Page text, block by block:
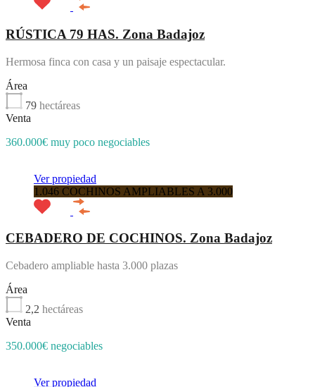
RÚSTICA 79 HAS. Zona Badajoz
Hermosa finca con casa y un paisaje espectacular.
Área
79 hectáreas
Venta
360.000€ muy poco negociables
Ver propiedad
1.046 COCHINOS AMPLIABLES A 3.000
CEBADERO DE COCHINOS. Zona Badajoz
Cebadero ampliable hasta 3.000 plazas
Área
2,2 hectáreas
Venta
350.000€ negociables
Ver propiedad